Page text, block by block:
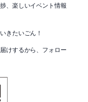
、楽しいイベント情報
きたいごん！
けするから、フォロー